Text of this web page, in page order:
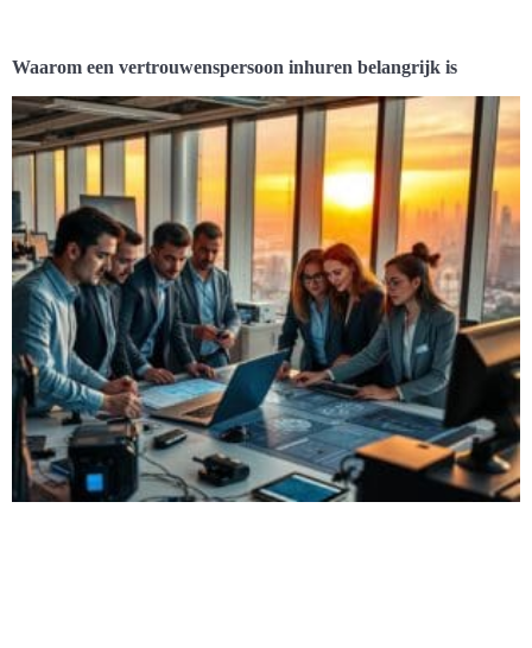
Waarom een vertrouwenspersoon inhuren belangrijk is